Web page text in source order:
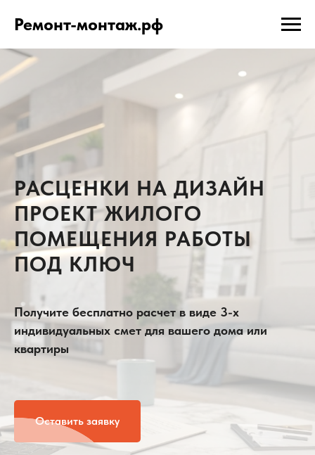
Ремонт-монтаж.рф
РАСЦЕНКИ НА ДИЗАЙН
ПРОЕКТ ЖИЛОГО
ПОМЕЩЕНИЯ РАБОТЫ
ПОД КЛЮЧ
Получите бесплатно расчет в виде 3-х
индивидуальных смет для вашего дома или
квартиры
Оставить заявку